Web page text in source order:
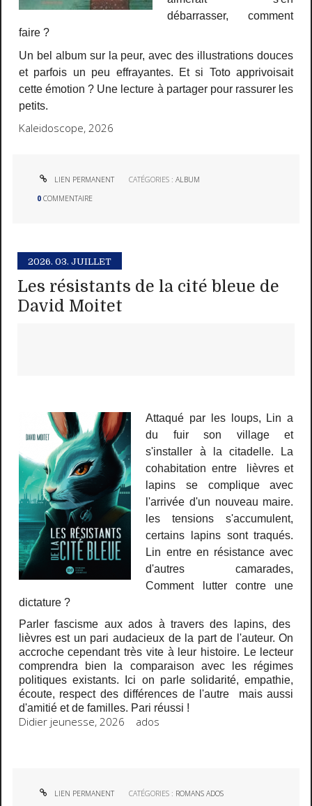
débarrasser, comment
faire ?
Un bel album sur la peur, avec des illustrations douces
et parfois un peu effrayantes. Et si Toto apprivoisait
cette émotion ? Une lecture à partager pour rassurer les
petits.
Kaleidoscope, 2026
LIEN PERMANENT CATÉGORIES :ALBUM
0 COMMENTAIRE
2026. 03. JUILLET
Les résistants de la cité bleue de
David Moitet
Attaqué par les loups, Lin a
du fuir son village et
s'installer à la citadelle. La
cohabitation entre lièvres et
lapins se complique avec
l'arrivée d'un nouveau maire.
les tensions s'accumulent,
certains lapins sont traqués.
Lin entre en résistance avec
d'autres camarades,
Comment lutter contre une
dictature ?
Parler fascisme aux ados à travers des lapins, des
lièvres est un pari audacieux de la part de l'auteur. On
accroche cependant très vite à leur histoire. Le lecteur
comprendra bien la comparaison avec les régimes
politiques existants. Ici on parle solidarité, empathie,
écoute, respect des différences de l'autre mais aussi
d'amitié et de familles. Pari réussi !
Didier jeunesse, 2026 ados
LIEN PERMANENT CATÉGORIES : ROMANS ADOS